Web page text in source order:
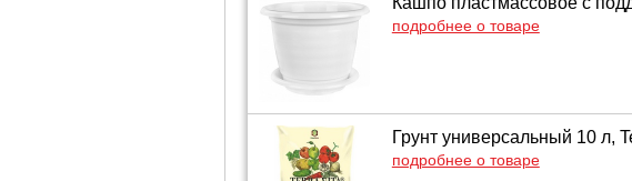
подробнее о товаре
Грунт универсальный 10 л,
подробнее о товаре